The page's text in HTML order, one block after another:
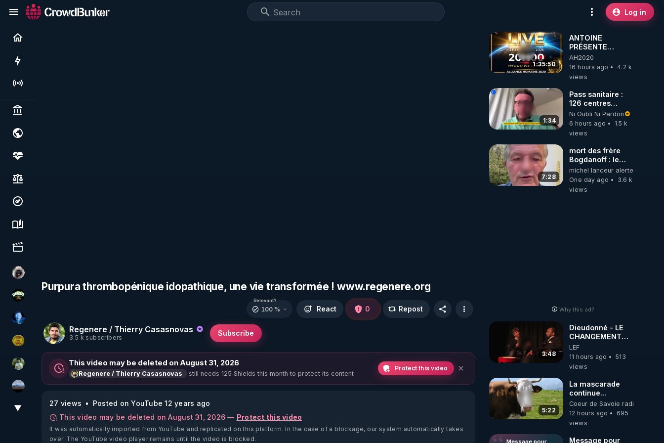
Log in
Live
Politics & institutions
Society, justice & freedoms
Economy, environment & technology
Science, history & spirituality
Culture, media & entertainment
Priscane
DMSO pour TOUS
AH2020
CDS pour TOUS
Sonmi-877
michel lanceur alerte
▼
Purpura thrombopénique idopathique, une vie transformée ! www.regenere.org
Regenere / Thierry Casasnovas
3.5 k subscribers
Subscribe
Relevant?
100 % React 0 Repost
This video may be deleted on August 31, 2026
Regenere / Thierry Casasnovas still needs 125 Shields this month to protect its content
Protect this video
27 views
Posted on YouTube 12 years ago
This video may be deleted on August 31, 2026 — Protect this video
It was automatically imported from YouTube and replicated on this platform. In the case of a blockage, our system automatically takes
over. The YouTube video player remains until the video is blocked.
1:35:50
ANTOINE
PRÉSENTE
AH2020 LE LIVE
20H ***DU
06/08/2026***
AH2020
16 hours ago
4.2 k
views
1:34
Pass sanitaire :
126 centres
commerciaux
concernés par
l'obligation dans
Ni Oubli Ni Pardon
6 hours ago
1.5 k
views
7:28
mort des frère
Bogdanoff : le
mensonge d état
michel lanceur alerte
One day ago
3.6 k
views
Why this ad?
3:48
Dieudonné - LE
CHANGEMENT
C'EST
MAINTENANT
LEF
11 hours ago
513
views
5:22
La mascarade
continue...
Coeur de Savoie radioweb TV
12 hours ago
695
views
Message pour
Message pour